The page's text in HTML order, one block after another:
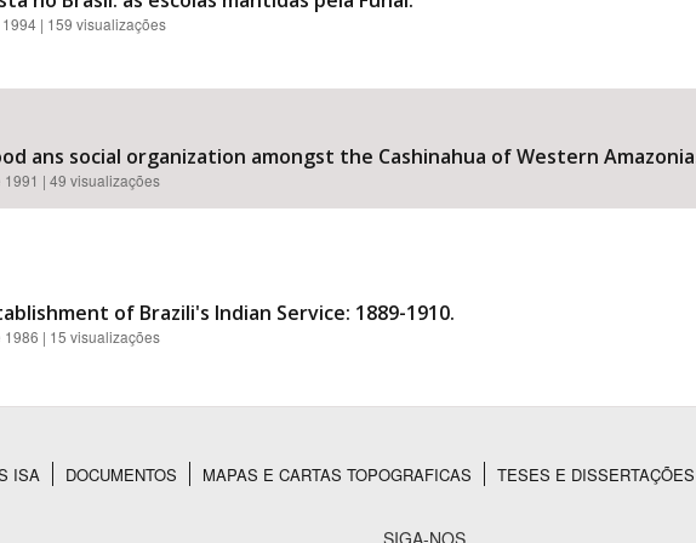
| 159 visualizações
ans social organization amongst the Cashinahua of Western
| 49 visualizações
of Brazili's Indian Service: 1889-1910.
1986 | 15 visualizações
ISA DOCUMENTOS MAPAS E CARTAS TOPOGRAFICAS TESES E DISSERTAÇÕES
SIGA-NOS